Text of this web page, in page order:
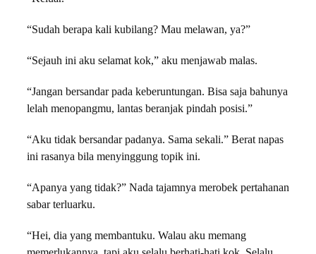
“Sudah berapa kali kubilang? Mau melawan, ya?”
“Sejauh ini aku selamat kok,” aku menjawab malas.
“Jangan bersandar pada keberuntungan. Bisa saja bahunya
lelah menopangmu, lantas beranjak pindah posisi.”
“Aku tidak bersandar padanya. Sama sekali.” Berat napas
ini rasanya bila menyinggung topik ini.
“Apanya yang tidak?” Nada tajamnya merobek pertahanan
sabar terluarku.
“Hei, dia yang membantuku. Walau aku memang